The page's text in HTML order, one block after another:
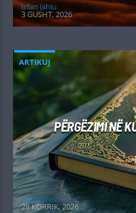
Irfan Jahiu
3 GUSHT, 2026
ARTIKUJ
PËRGËZIMI NË
Irfan Jahiu
28 KORRIK, 2026